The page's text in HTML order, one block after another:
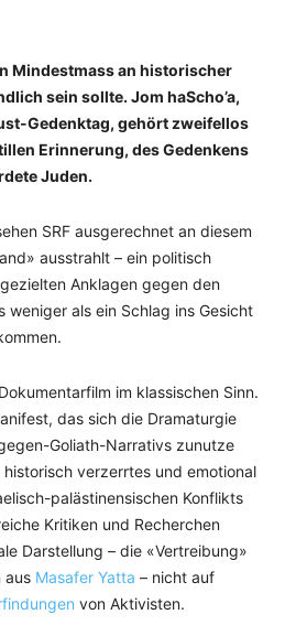
Mindestmass an historischer
sein sollte. Jom haScho’a,
Gedenktag, gehört zweifellos
Erinnerung, des Gedenkens
Juden.
SRF ausgerechnet an diesem
ausstrahlt – ein politisch
Anklagen gegen den
weniger als ein Schlag ins Gesicht
im klassischen Sinn.
das sich die Dramaturgie
Goliath-Narrativs zunutze
verzerrtes und emotional
palästinensischen Konflikts
Kritiken und Recherchen
Darstellung – die «Vertreibung»
aus Masafer Yatta – nicht auf
von Aktivisten.